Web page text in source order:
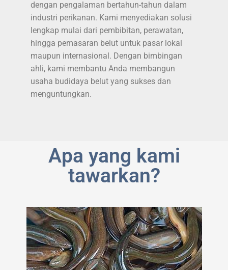
dengan pengalaman bertahun-tahun dalam
industri perikanan. Kami menyediakan solusi
lengkap mulai dari pembibitan, perawatan,
hingga pemasaran belut untuk pasar lokal
maupun internasional. Dengan bimbingan
ahli, kami membantu Anda membangun
usaha budidaya belut yang sukses dan
menguntungkan.
Apa yang kami
tawarkan?